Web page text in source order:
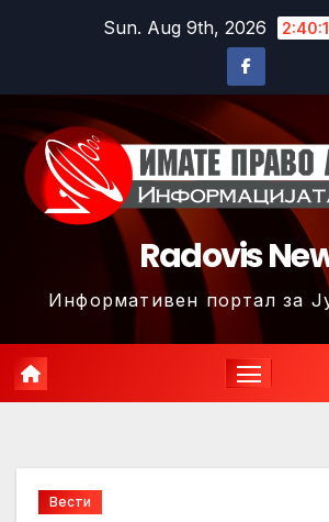
Sun. Aug 9th, 2026
Radovis
Информативен портал за
Вести